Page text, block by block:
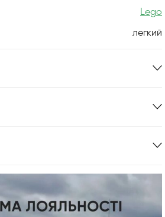
Lego
легкий